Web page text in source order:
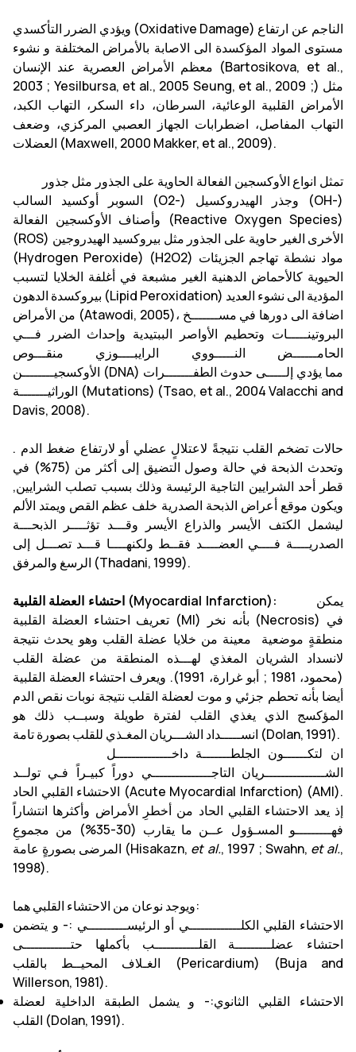
ويؤدي الضرر التأكسدي (Oxidative Damage) الناجم عن ارتفاع
مستوى المواد المؤكسدة الى الاصابة بالأمراض المختلفة و نشوء
معظم الأمراض العصرية عند الإنسان (Bartosikova, et al.,
2003 ; Yesilbursa, et al., 2005 Seung, et al., 2009 ;) مثل
الأمراض القلبية الوعائية، السرطان، داء السكر، التهاب الكبد،
التهاب المفاصل، اضطرابات الجهاز العصبي المركزي، وضعف
العضلات (Maxwell, 2000 Makker, et al., 2009).
السوبر أوكسيد السالب (O2-) وجذر الهيدروكسيل (OH-)
وأصناف الأوكسجين الفعالة (Reactive Oxygen Species)
(ROS) الأخرى الغير حاوية على الجذور مثل بيروكسيد الهيدروجين
(Hydrogen Peroxide) (H2O2) مواد نشطة تهاجم الجزيئات
الحيوية كالأحماض الدهنية الغير مشبعة في أغلفة الخلايا لتسبب
بيروكسدة الدهون (Lipid Peroxidation) المؤدية الى نشوء العديد
من الأمراض (Atawodi, 2005)، اضافة الى دورها في مســـــــخ
البروتينـــــات وتحطيم الأواصر الببتيدية وإحداث الضرر فـــي
الحامــــــض النـــــووي الرايبــــوزي منقـــوص
الأوكسجيــــــــن (DNA) مما يؤدي إلـــــى حدوث الطفـــــــرات
الوراثيـــــــة (Mutations) (Tsao, et al., 2004 Valacchi and
Davis, 2008).
حالات تضخم القلب نتيجةً لاعتلالٍ عضلي أو لارتفاع ضغط الدم .
وتحدث الذبحة في حالة وصول التضيق إلى أكثر من (75%) في
قطر أحد الشرايين التاجية الرئيسة وذلك بسبب تصلب الشرايين,
ويكون موقع أعراض الذبحة الصدرية خلف عظم القص ويمتد الألم
ليشمل الكتف الأيسر والذراع الأيسر وقـــد تؤثــــر الذبحـــة
الصدريــــة فــــي العضــــد فقــط ولكنهــــا قـــد تصـــل إلى
الرسغ والمرفق (Thadani, 1999).
احتشاء العضلة القلبية (Myocardial Infarction):
تعريف احتشاء العضلة القلبية (MI) بأنه نخر (Necrosis) في
منطقةٍ موضعية معينة من خلايا عضلة القلب وهو يحدث نتيجة
لانسداد الشريان المغذي لهـــذه المنطقة من عضلة القلب
(محمود، 1981 ; أبو غرارة، 1991). ويعرف احتشاء العضلة القلبية
أيضا بأنه تحطم جزئي و موت لعضلة القلب نتيجة نوبات نقص الدم
المؤكسج الذي يغذي القلب لفترة طويلة وسبــب ذلك هو
انســـــداد الشـــريان المغـذي للقلب بصورة تامة (Dolan, 1991).
الشـــــــــــــــريان التاجـــــــــــــــي دوراً كبيـراً فـي تولــد
الاحتشاء القلبي الحاد (Acute Myocardial Infarction) (AMI).
إذ يعد الاحتشاء القلبي الحاد من أخطرِ الأمراض وأكثرها انتشاراً
فهـــــــــو المسـؤول عــن ما يقارب (30-35%) من مجموعِ
المرضى بصورةٍ عامة (Hisakazn, et al., 1997 ; Swahn, et al.,
1998).
ويوجد نوعان من الاحتشاء القلبي هما:
الاحتشاء القلبي الكلـــــــــــــي أو الرئيســــــــــي :- و يتضمن
احتشاء عضلـــــــــة القلـــــــــــب بأكملها حتــــــــــــى
الغـلاف المحيــط بالقلب (Pericardium) (Buja and
Willerson, 1981).
الاحتشاء القلبي الثانوي:- و يشمل الطبقة الداخلية لعضلة
القلب (Dolan, 1991).